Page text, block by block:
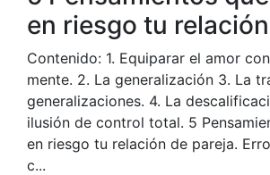
en riesgo tu relación
Contenido: 1. Equiparar el amor
mente. 2. La generalización 3. La
generalizaciones. 4. La
ilusión de control total. 5
en riesgo tu relación de pareja.
c...